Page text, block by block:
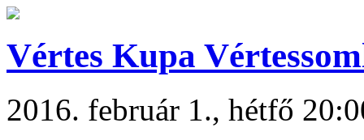
Vértes Kupa
2016. február 1., hétfő